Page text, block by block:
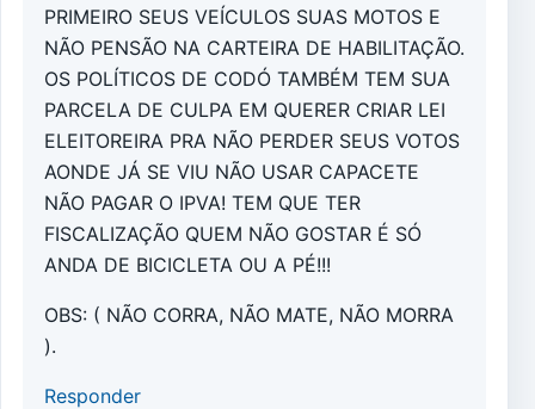
PRIMEIRO SEUS VEÍCULOS SUAS MOTOS E
NÃO PENSÃO NA CARTEIRA DE HABILITAÇÃO.
OS POLÍTICOS DE CODÓ TAMBÉM TEM SUA
PARCELA DE CULPA EM QUERER CRIAR LEI
ELEITOREIRA PRA NÃO PERDER SEUS VOTOS
AONDE JÁ SE VIU NÃO USAR CAPACETE
NÃO PAGAR O IPVA! TEM QUE TER
FISCALIZAÇÃO QUEM NÃO GOSTAR É SÓ
ANDA DE BICICLETA OU A PÉ!!!
OBS: ( NÃO CORRA, NÃO MATE, NÃO MORRA
).
Responder